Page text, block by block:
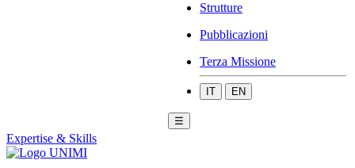
Strutture
Pubblicazioni
Terza Missione
IT EN
☰
Expertise & Skills